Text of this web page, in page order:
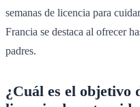
semanas de licencia para
Francia se destaca al ofrecer
padres.
¿Cuál es el objetivo